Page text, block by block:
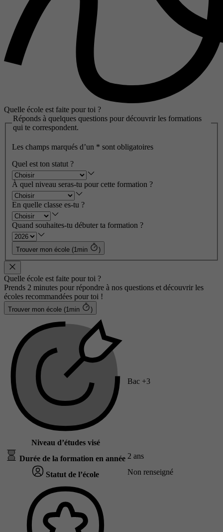
Quelle école est faite pour toi ?
Réponds à quelques questions pour découvrir les formations
qui te correspondent.
Les champs marqués d’un * sont obligatoires
Quel est ton statut ?
À quel niveau seras-tu pour cette formation ?
En quelle classe es-tu ?
Quand souhaites-tu débuter ta formation ?
Trouver mon école (1min )
Quelle école est faite pour toi ?
Prends 2 minutes pour répondre à nos questions et découvrir les
écoles recommandées pour toi !
Trouver mon école (1min )
Niveau d’études visé
Bac +3
Durée de la formation en année 2 ans
Statut de l’école Non renseigné